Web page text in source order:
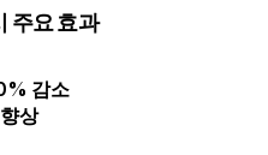
주요 효과
감소
상